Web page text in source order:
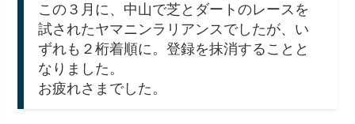
この３月に、中山で芝とダートのレースを
試されたヤマニンラリアンスでしたが、い
ずれも２桁着順に。登録を抹消することと
なりました。
お疲れさまでした。